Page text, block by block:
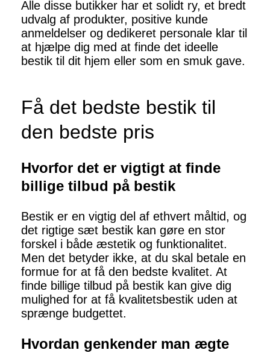
Alle disse butikker har et solidt ry, et bredt
udvalg af produkter, positive kunde
anmeldelser og dedikeret personale klar til
at hjælpe dig med at finde det ideelle
bestik til dit hjem eller som en smuk gave.
Få det bedste bestik til
den bedste pris
Hvorfor det er vigtigt at finde
billige tilbud på bestik
Bestik er en vigtig del af ethvert måltid, og
det rigtige sæt bestik kan gøre en stor
forskel i både æstetik og funktionalitet.
Men det betyder ikke, at du skal betale en
formue for at få den bedste kvalitet. At
finde billige tilbud på bestik kan give dig
mulighed for at få kvalitetsbestik uden at
sprænge budgettet.
Hvordan genkender man ægte